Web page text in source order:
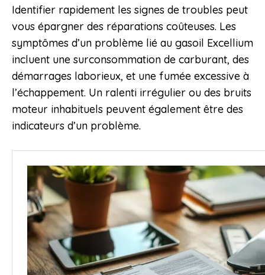
Identifier rapidement les signes de troubles peut
vous épargner des réparations coûteuses. Les
symptômes d’un problème lié au gasoil Excellium
incluent une surconsommation de carburant, des
démarrages laborieux, et une fumée excessive à
l’échappement. Un ralenti irrégulier ou des bruits
moteur inhabituels peuvent également être des
indicateurs d’un problème.